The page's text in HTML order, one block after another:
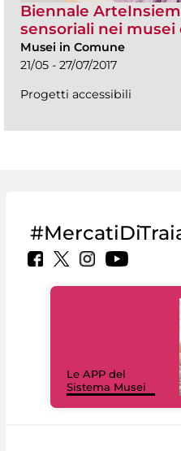
Biennale
sensoriali nei musei
Musei in Comune
21/05 - 27/07/2017
Progetti accessibili
Le APP del
Sistema Musei